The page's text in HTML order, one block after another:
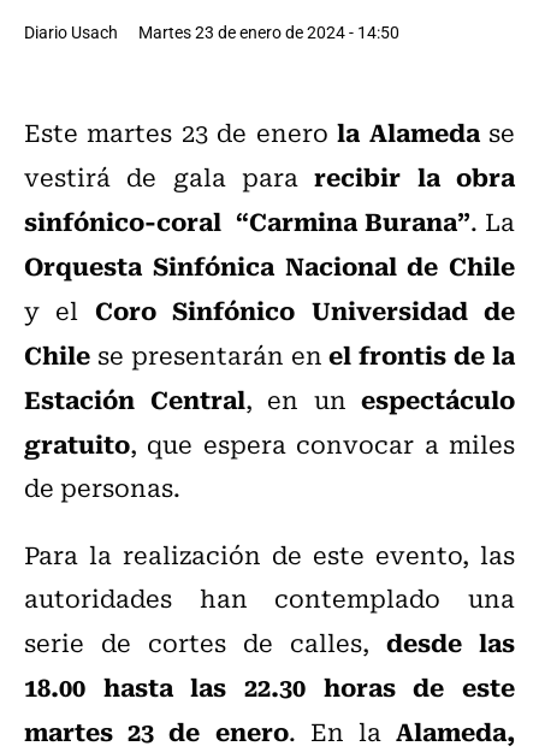
Diario Usach Martes 23 de enero de 2024 - 14:50
Este martes 23 de enerola Alamedase
vestirá de gala pararecibir la obra
sinfónico-coral “Carmina Burana”. La
Orquesta Sinfónica Nacional de Chile
y el Coro Sinfónico Universidad de
Chilese presentarán enel frontis de la
Estación Central, en un espectáculo
gratuito, que espera convocar a miles
de personas.
Para la realización de este evento, las
autoridades han contemplado una
serie de cortes de calles, desde las
18.00 hasta las 22.30 horas de este
martes 23 de enero. En la Alameda,